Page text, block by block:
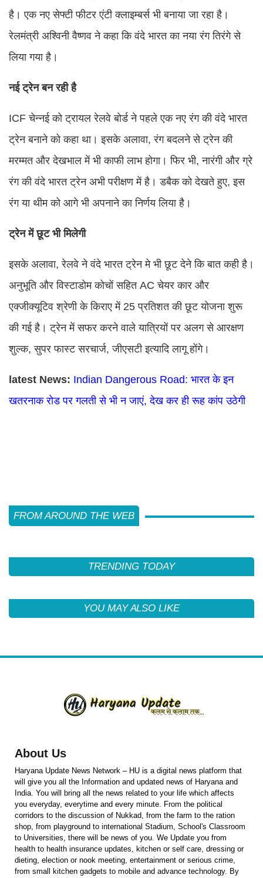
है। एक नए सेफ्टी फीटर एंटी क्लाइम्बर्स भी बनाया जा रहा है।
रेलमंत्री अश्विनी वैष्णव ने कहा कि वंदे भारत का नया रंग तिरंगे से
लिया गया है।
नई ट्रेन बन रही है
ICF चेन्नई को ट्रायल रेलवे बोर्ड ने पहले एक नए रंग की वंदे भारत
ट्रेन बनाने को कहा था। इसके अलावा, रंग बदलने से ट्रेन की
मरम्मत और देखभाल में भी काफी लाभ होगा। फिर भी, नारंगी और ग्रे
रंग की वंदे भारत ट्रेन अभी परीक्षण में है। डबैक को देखते हुए, इस
रंग या थीम को आगे भी अपनाने का निर्णय लिया है।
ट्रेन में छूट भी मिलेगी
इसके अलावा, रेलवे ने वंदे भारत ट्रेन मे भी छूट देने कि बात कही है।
अनुभूति और विस्टाडोम कोचों सहित AC चेयर कार और
एक्जीक्यूटिव श्रेणी के किराए में 25 प्रतिशत की छूट योजना शुरू
की गई है। ट्रेन में सफर करने वाले यात्रियों पर अलग से आरक्षण
शुल्क, सुपर फास्ट सरचार्ज, जीएसटी इत्यादि लागू होंगे।
latest News: Indian Dangerous Road: भारत के इन
खतरनाक रोड पर गलती से भी न जाएं, देख कर ही रूह कांप उठेगी
FROM AROUND THE WEB
TRENDING TODAY
YOU MAY ALSO LIKE
About Us
Haryana Update News Network – HU is a digital news platform that
will give you all the Information and updated news of Haryana and
India. You will bring all the news related to your life which affects
you everyday, everytime and every minute. From the political
corridors to the discussion of Nukkad, from the farm to the ration
shop, from playground to international Stadium, School's Classroom
to Universities, there will be news of you. We Update you from
health to health insurance updates, kitchen or self care, dressing or
dieting, election or nook meeting, entertainment or serious crime,
from small kitchen gadgets to mobile and advance technology. By